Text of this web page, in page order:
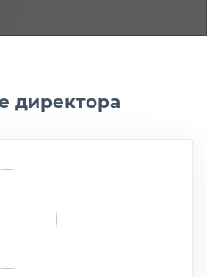
директора